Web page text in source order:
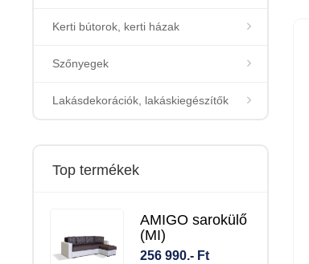
Kerti bútorok, kerti házak
Szőnyegek
Lakásdekorációk, lakáskiegészítők
Top termékek
AMIGO sarokülő
(MI)
256 990.- Ft